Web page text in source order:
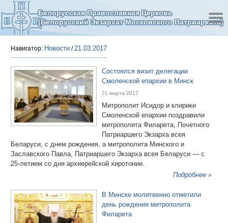
Белорусская Православная Церковь
(Белорусский Экзархат Московского Патриархата)
Навигатор: Новости /21.03.2017
Состоялся визит делегации
Смоленской епархии в Минск
21 марта 2017
Митрополит Исидор и клирики
Смоленской епархии поздравили
митрополита Филарета, Почетного
Патриаршего Экзарха всея
Беларуси, с днем рождения, а митрополита Минского и
Заславского Павла, Патриаршего Экзарха всея Беларуси — с
25-летием со дня архиерейской хиротонии.
Подробнее »
В Минске молитвенно отметили
день рождения митрополита
Филарета